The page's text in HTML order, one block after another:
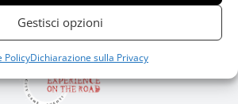
Gestisci opzioni
PolicyDichiarazione sulla Privacy